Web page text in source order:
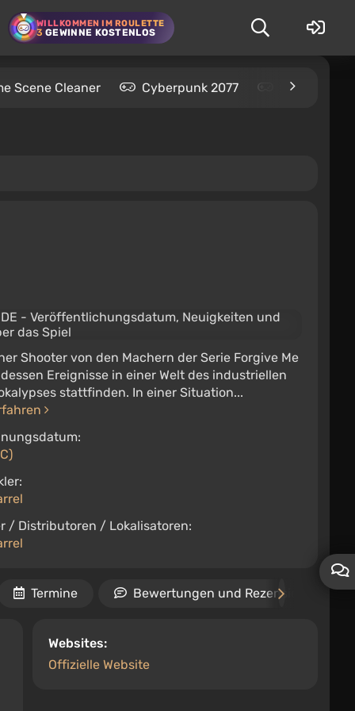
WILLKOMMEN IM ROULETTE
3 GEWINNE KOSTENLOS
Scene Cleaner Cyberpunk 2077 Kingdom
Shooter von den Machern der Serie Forgive Me
Ereignisse in einer Welt des industriellen
stattfinden. In einer Situation...
/ Distributoren / Lokalisatoren:
Termine Bewertungen und Rezensionen
Websites:
Offizielle Website